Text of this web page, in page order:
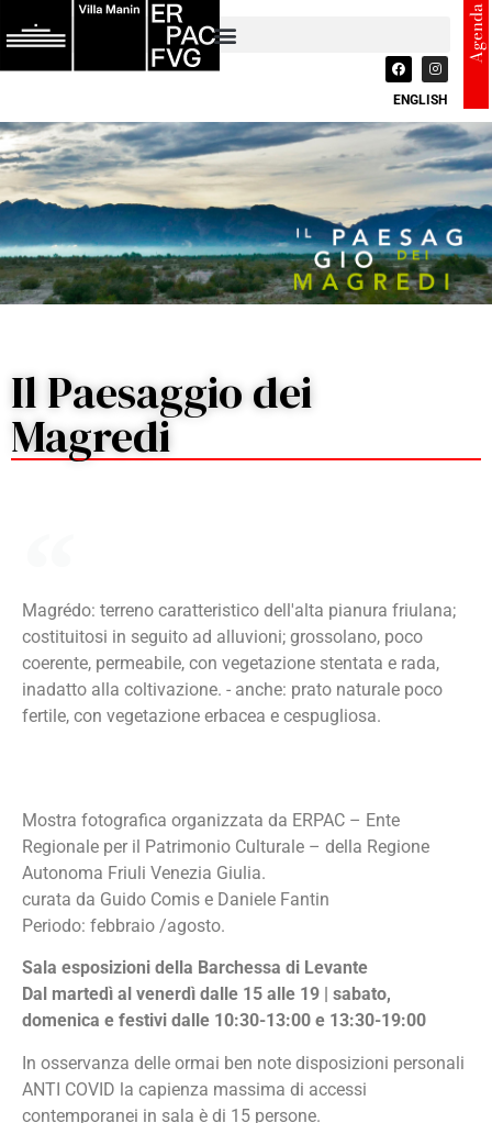
ENGLISH
Agenda
Il Paesaggio dei
Magredi
Magrédo: terreno caratteristico dell'alta pianura friulana;
costituitosi in seguito ad alluvioni; grossolano, poco
coerente, permeabile, con vegetazione stentata e rada,
inadatto alla coltivazione. - anche: prato naturale poco
fertile, con vegetazione erbacea e cespugliosa.
Mostra fotografica organizzata da ERPAC – Ente
Regionale per il Patrimonio Culturale – della Regione
Autonoma Friuli Venezia Giulia.
curata da Guido Comis e Daniele Fantin
Periodo: febbraio /agosto.
Sala esposizioni della Barchessa di Levante
Dal martedì al venerdì dalle 15 alle 19 | sabato,
domenica e festivi dalle 10:30-13:00 e 13:30-19:00
In osservanza delle ormai ben note disposizioni personali
ANTI COVID la capienza massima di accessi
contemporanei in sala è di 15 persone.